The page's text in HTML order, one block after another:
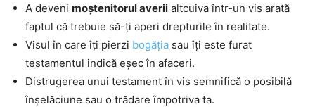
A deveni moștenitorul averii altcuiva într-un vis arată
faptul că trebuie să-ți aperi drepturile în realitate.
Visul în care îți pierzi bogăția sau îți este furat
testamentul indică eșec în afaceri.
Distrugerea unui testament în vis semnifică o posibilă
înșelăciune sau o trădare împotriva ta.